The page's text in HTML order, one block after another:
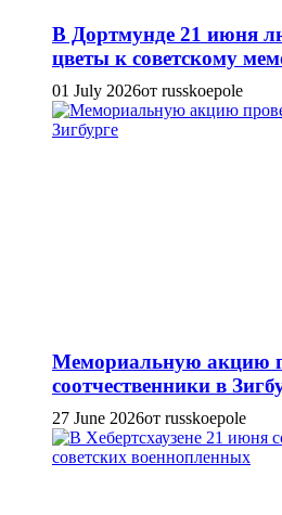
В Дортмунде 21 июня
цветы к советскому
01 July 2026от russkoepole
Мемориальную акцию
соотчественники в
27 June 2026от russkoepole